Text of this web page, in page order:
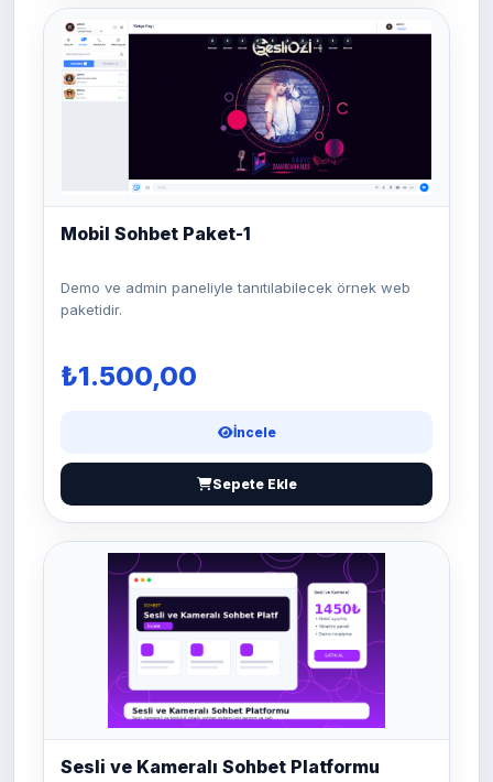
Mobil Sohbet Paket-1
Demo ve admin paneliyle tanıtılabilecek örnek web
paketidir.
₺1.500,00
İncele
Sepete Ekle
Sesli ve Kameralı Sohbet Platformu